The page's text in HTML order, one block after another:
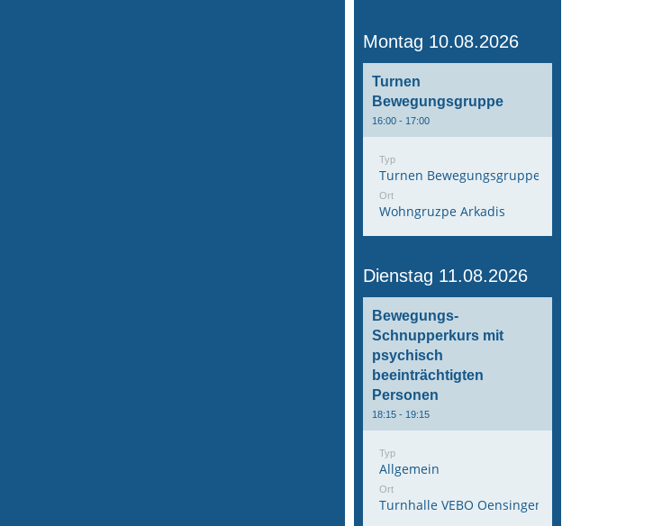
Montag 10.08.2026
Turnen
Bewegungsgruppe
16:00 - 17:00
Typ
Turnen Bewegungsgruppe
Ort
Wohngruzpe Arkadis
Dienstag 11.08.2026
Bewegungs-
Schnupperkurs mit
psychisch
beeinträchtigten
Personen
18:15 - 19:15
Typ
Allgemein
Ort
Turnhalle VEBO Oensingen